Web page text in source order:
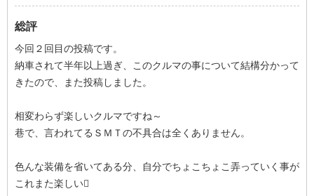
総評
今回２回目の投稿です。
納車されて半年以上過ぎ、このクルマの事について結構分かって
きたので、また投稿しました。
相変わらず楽しいクルマですね～
巷で、言われてるＳＭＴの不具合は全くありません。
色んな装備を省いてある分、自分でちょこちょこ弄っていく事が
これまた楽しい